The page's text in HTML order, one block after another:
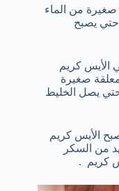
من الماء
حتي يصبح
الأيس كريم
صغيرة
يصل الخليط
الأيس كريم
من السكر
كريم .